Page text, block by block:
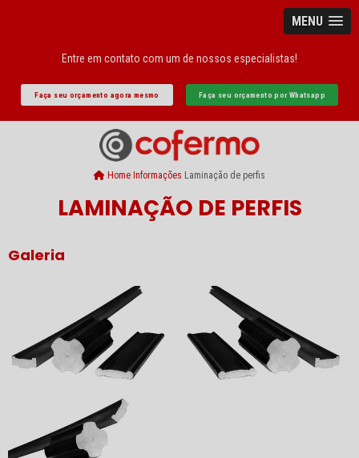
MENU
Entre em contato com um de nossos especialistas!
Faça seu orçamento agora mesmo Faça seu orçamento por Whatsapp
Home Informações Laminação de perfis
LAMINAÇÃO DE PERFIS
Galeria